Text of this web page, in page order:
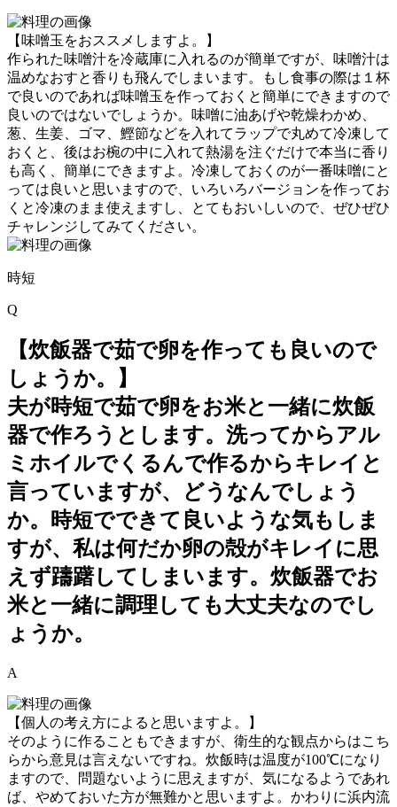
【味噌玉をおススメしますよ。】
作られた味噌汁を冷蔵庫に入れるのが簡単ですが、味噌汁は
温めなおすと香りも飛んでしまいます。もし食事の際は１杯
で良いのであれば味噌玉を作っておくと簡単にできますので
良いのではないでしょうか。味噌に油あげや乾燥わかめ、
葱、生姜、ゴマ、鰹節などを入れてラップで丸めて冷凍して
おくと、後はお椀の中に入れて熱湯を注ぐだけで本当に香り
も高く、簡単にできますよ。冷凍しておくのが一番味噌にと
っては良いと思いますので、いろいろバージョンを作ってお
くと冷凍のまま使えますし、とてもおいしいので、ぜひぜひ
チャレンジしてみてください。
時短
Q
【炊飯器で茹で卵を作っても良いので
しょうか。】
夫が時短で茹で卵をお米と一緒に炊飯
器で作ろうとします。洗ってからアル
ミホイルでくるんで作るからキレイと
言っていますが、どうなんでしょう
か。時短でできて良いような気もしま
すが、私は何だか卵の殻がキレイに思
えず躊躇してしまいます。炊飯器でお
米と一緒に調理しても大丈夫なのでし
ょうか。
A
【個人の考え方によると思いますよ。】
そのように作ることもできますが、衛生的な観点からはこち
らから意見は言えないですね。炊飯時は温度が100℃になり
ますので、問題ないように思えますが、気になるようであれ
ば、やめておいた方が無難かと思いますよ。かわりに浜内流